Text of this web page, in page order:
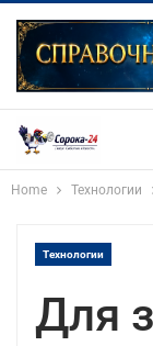
Home Технологии
Технологии
Для